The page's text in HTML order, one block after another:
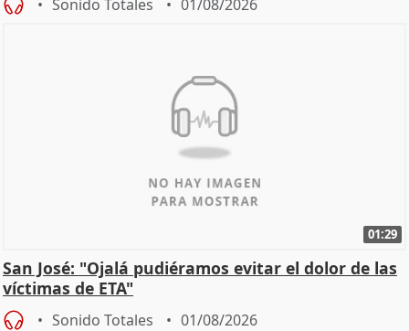
Sonido Totales 01/08/2026
01:29
San José: "Ojalá pudiéramos evitar el dolor de las
víctimas de ETA"
Sonido Totales 01/08/2026